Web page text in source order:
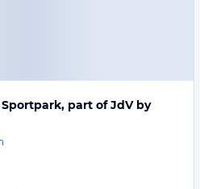
part of JdV by